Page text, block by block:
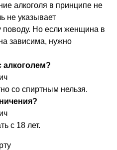
алкоголя в принципе не
не указывает
поводу. Но если женщина в
зависима, нужно
алкоголем?
со спиртным нельзя.
с 18 лет.